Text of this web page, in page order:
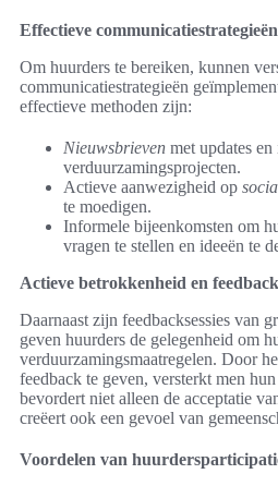
Effectieve communicatiestrategieën
Om huurders te bereiken, kunnen
communicatiestrategieën
effectieve methoden zijn:
Nieuwsbrieven met updates
verduurzamingsprojecten.
Actieve aanwezigheid op
te moedigen.
Informele bijeenkomsten om
vragen te stellen en ideeën te
Actieve betrokkenheid en
Daarnaast zijn feedbacksessies van
geven huurders de gelegenheid om
verduurzamingsmaatregelen. Door
feedback te geven, versterkt men
bevordert niet alleen de acceptatie
creëert ook een gevoel van
Voordelen van